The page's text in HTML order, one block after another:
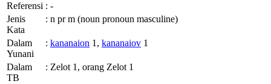
Referensi : -
Jenis
Kata
: n pr m (noun pronoun masculine)
Dalam
Yunani
: kananaion 1, kananaiov 1
Dalam
TB
: Zelot 1, orang Zelot 1